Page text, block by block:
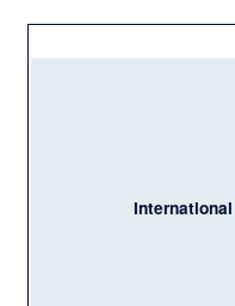
International